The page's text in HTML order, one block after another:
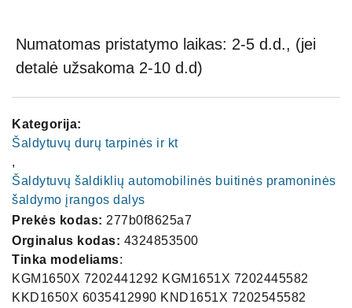
Numatomas pristatymo laikas: 2-5 d.d., (jei
detalė užsakoma 2-10 d.d)
Kategorija:
Šaldytuvų durų tarpinės ir kt
,
Šaldytuvų šaldiklių automobilinės buitinės pramoninės
šaldymo įrangos dalys
Prekės kodas: 277b0f8625a7
Orginalus kodas: 4324853500
Tinka modeliams:
KGM1650X 7202441292 KGM1651X 7202445582
KKD1650X 6035412990 KND1651X 7202545582